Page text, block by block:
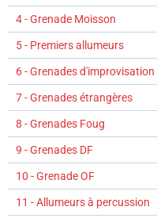
4 - Grenade Moisson
5 - Premiers allumeurs
6 - Grenades d'improvisation
7 - Grenades étrangères
8 - Grenades Foug
9 - Grenades DF
10 - Grenade OF
11 - Allumeurs à percussion